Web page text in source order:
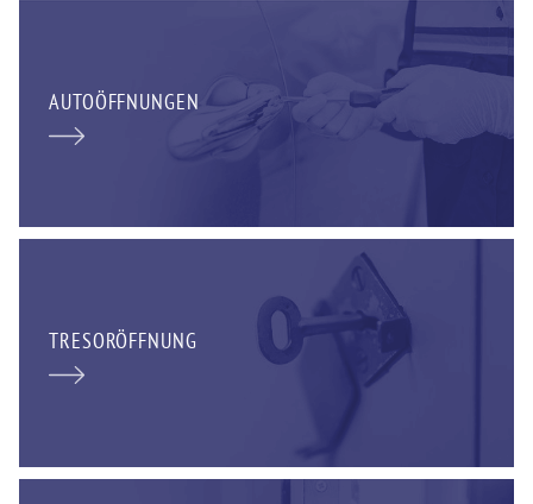
AUTOÖFFNUNGEN
TRESORÖFFNUNG